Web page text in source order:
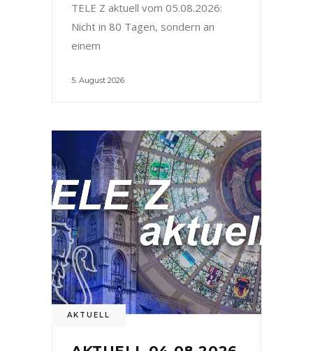
TELE Z aktuell vom 05.08.2026:
Nicht in 80 Tagen, sondern an
einem
5. August 2026
AKTUELL